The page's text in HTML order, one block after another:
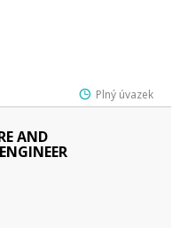
Plný úvazek
AND